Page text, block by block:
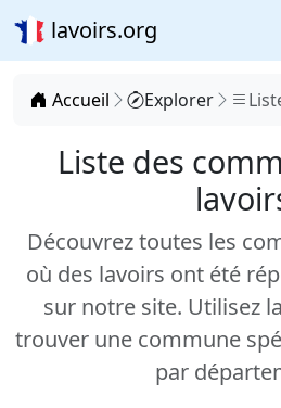
lavoirs.org
Accueil Explorer
Liste des
Découvrez toutes les
où des lavoirs ont été
sur notre site. Utilisez
trouver une commune
par